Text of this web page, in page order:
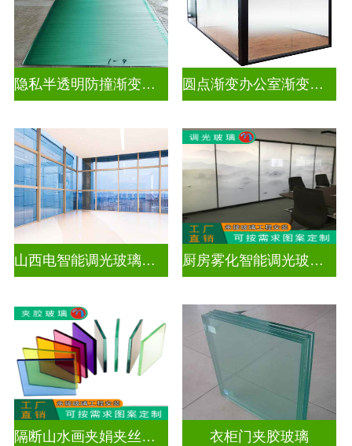
隐私半透明防撞渐变装饰玻璃 圆点渐变办公室渐变玻璃
山西电智能调光玻璃厂家地址 厨房雾化智能调光玻璃有用吗
隔断山水画夹娟夹丝玻璃 衣柜门夹胶玻璃